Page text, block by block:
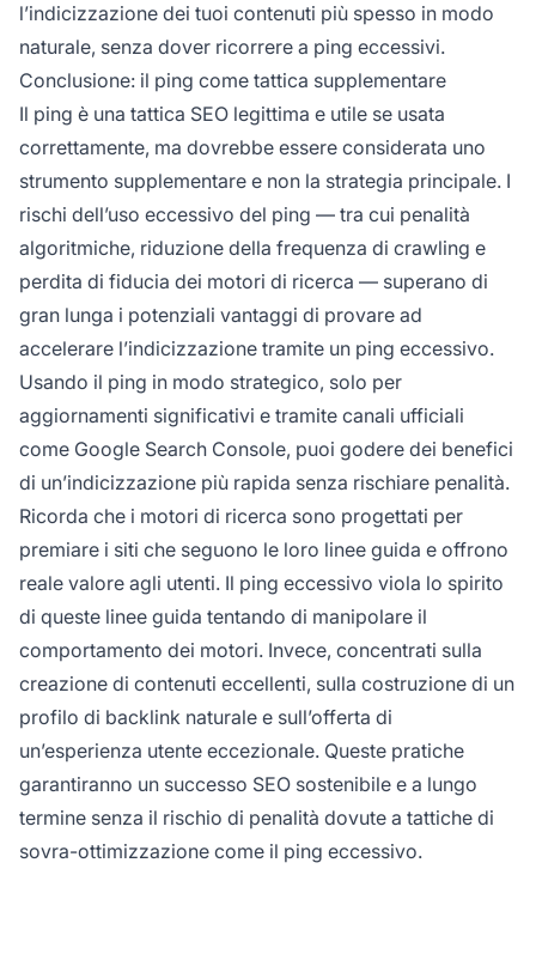
l’indicizzazione dei tuoi contenuti più spesso in modo
naturale, senza dover ricorrere a ping eccessivi.
Conclusione: il ping come tattica supplementare
Il ping è una tattica SEO legittima e utile se usata
correttamente, ma dovrebbe essere considerata uno
strumento supplementare e non la strategia principale. I
rischi dell’uso eccessivo del ping — tra cui penalità
algoritmiche, riduzione della frequenza di crawling e
perdita di fiducia dei motori di ricerca — superano di
gran lunga i potenziali vantaggi di provare ad
accelerare l’indicizzazione tramite un ping eccessivo.
Usando il ping in modo strategico, solo per
aggiornamenti significativi e tramite canali ufficiali
come Google Search Console, puoi godere dei benefici
di un’indicizzazione più rapida senza rischiare penalità.
Ricorda che i motori di ricerca sono progettati per
premiare i siti che seguono le loro linee guida e offrono
reale valore agli utenti. Il ping eccessivo viola lo spirito
di queste linee guida tentando di manipolare il
comportamento dei motori. Invece, concentrati sulla
creazione di contenuti eccellenti, sulla costruzione di un
profilo di backlink naturale e sull’offerta di
un’esperienza utente eccezionale. Queste pratiche
garantiranno un successo SEO sostenibile e a lungo
termine senza il rischio di penalità dovute a tattiche di
sovra-ottimizzazione come il ping eccessivo.